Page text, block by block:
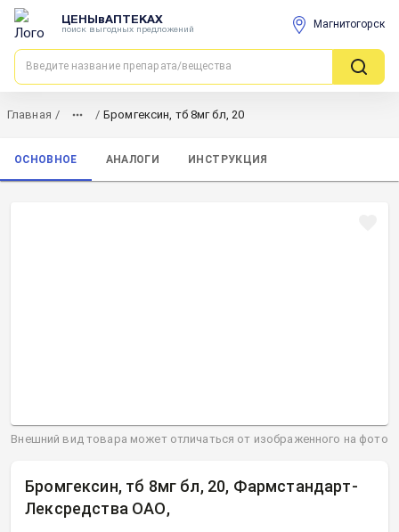
ЦЕНЫвАПТЕКАХ
поиск выгодных предложений Магнитогорск
Главная / / Бромгексин, тб 8мг бл, 20
ОСНОВНОЕ АНАЛОГИ ИНСТРУКЦИЯ
Бромгексин, тб 8мг бл, 20, Фармстандарт-
Лексредства ОАО,
Внешний вид товара может отличаться от изображенного на фото